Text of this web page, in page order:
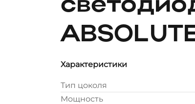
Характеристики
Тип цоколя
Мощность